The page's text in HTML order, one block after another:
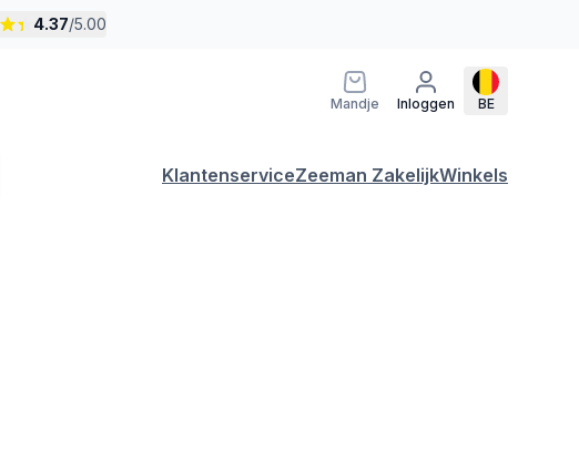
4.37/5.00
Mandje Inloggen BE
KlantenserviceZeeman ZakelijkWinkels